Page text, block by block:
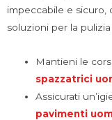
impeccabile e sicuro,
soluzioni per la
Mantieni le
spazzatrici
Assicurati
pavimenti